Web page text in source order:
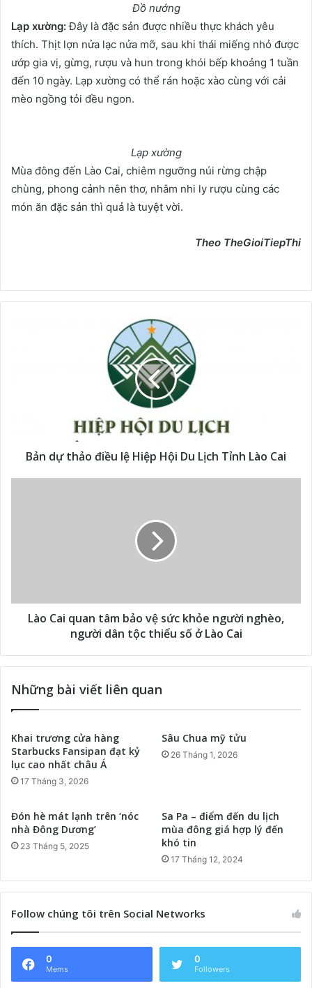
Đồ nướng
Lạp xường:Đây là đặc sản được nhiều thực khách yêu
thích. Thịt lợn nửa lạc nửa mỡ, sau khi thái miếng nhỏ được
ướp gia vị, gừng, rượu và hun trong khói bếp khoảng 1 tuần
đến 10 ngày. Lạp xường có thể rán hoặc xào cùng với cải
mèo ngồng tỏi đều ngon.
Lạp xường
Mùa đông đến Lào Cai, chiêm ngưỡng núi rừng chập
chùng, phong cảnh nên thơ, nhâm nhi ly rượu cùng các
món ăn đặc sản thì quả là tuyệt vời.
Theo TheGioiTiepThi
Bản dự thảo điều lệ Hiệp Hội Du Lịch Tỉnh Lào Cai
Lào Cai quan tâm bảo vệ sức khỏe người nghèo,
người dân tộc thiểu số ở Lào Cai
Những bài viết liên quan
Khai trương cửa hàng
Starbucks Fansipan đạt kỷ
lục cao nhất châu Á
17 Tháng 3, 2026
Sâu Chua mỹ tửu
26 Tháng 1, 2026
Đón hè mát lạnh trên ‘nóc
nhà Đông Dương’
23 Tháng 5, 2025
Sa Pa – điểm đến du lịch
mùa đông giá hợp lý đến
khó tin
17 Tháng 12, 2024
Follow chúng tôi trên Social Networks
0
Mems
0
Followers